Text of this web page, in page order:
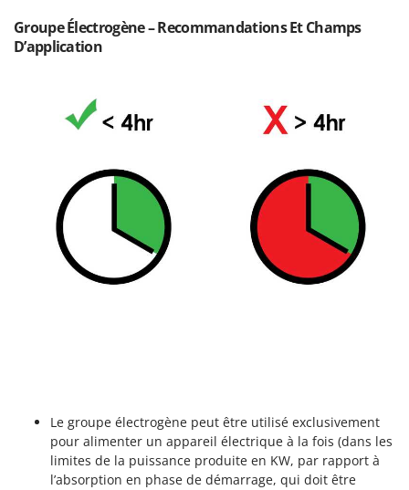
Novital
NuAir
Officine Savioli
OMA
Omas
Ompagrill
Palumbo Pavi
Partisani
Paterlini
Groupe Électrogène – Recommandations Et Champs
D’application
Le groupe électrogène peut être utilisé exclusivement
pour alimenter un appareil électrique à la fois (dans les
limites de la puissance produite en KW, par rapport à
l’absorption en phase de démarrage, qui doit être